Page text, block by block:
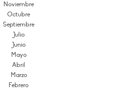
Noviembre
Octubre
Septiembre
Julio
Junio
Mayo
Abril
Marzo
Febrero